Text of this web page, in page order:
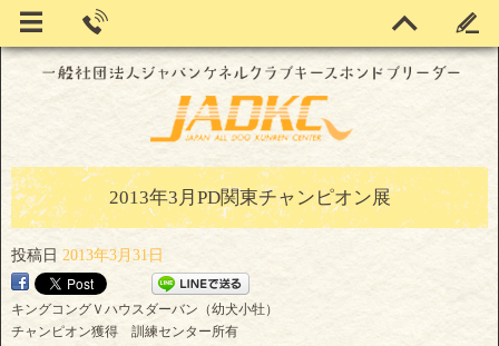
2013年3月PD関東チャンピオン展
投稿日 2013年3月31日
キングコングＶハウスダーバン（幼犬小牡）
チャンピオン獲得 訓練センター所有